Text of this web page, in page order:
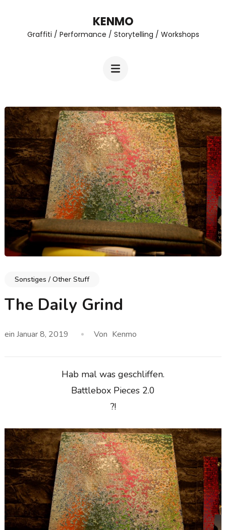
springen
KENMO
Graffiti / Performance / Storytelling / Workshops
Sonstiges / Other Stuff
The Daily Grind
ein Januar 8, 2019 Von Kenmo
Hab mal was geschliffen.
Battlebox Pieces 2.0
?!